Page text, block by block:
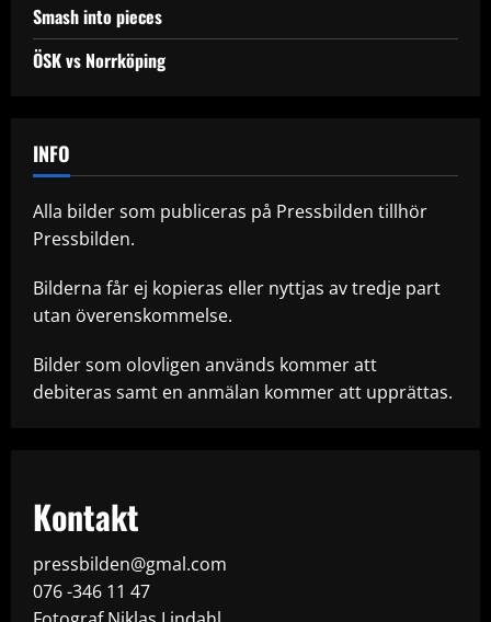
Smash into pieces
ÖSK vs Norrköping
INFO
Alla bilder som publiceras på Pressbilden tillhör
Pressbilden.
Bilderna får ej kopieras eller nyttjas av tredje part
utan överenskommelse.
Bilder som olovligen används kommer att
debiteras samt en anmälan kommer att upprättas.
Kontakt
pressbilden@gmal.com
076 -346 11 47